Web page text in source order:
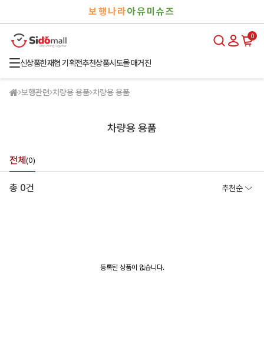
보행나라아유미슈즈
0
신상품한재협 기획전추천상품시도몰 매거진
보행관련 차량용 용품 차량용 용품
차량용 용품
전체 (0)
총 0건 추천순
등록된 상품이 없습니다.